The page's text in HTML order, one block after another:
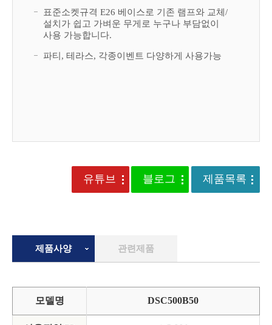
표준소켓규격 E26 베이스로 기존 램프와 교체/
설치가 쉽고 가벼운 무게로 누구나 부담없이
사용 가능합니다.
파티, 테라스, 각종이벤트 다양하게 사용가능
유튜브 블로그 제품목록
제품사양 관련제품
모델명 DSC500B50